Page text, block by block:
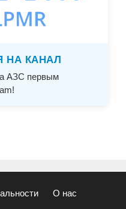
НА КАНАЛ
АЗС первым
О нас